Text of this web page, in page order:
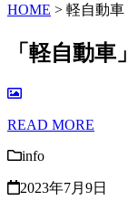
HOME > 軽自動車
「軽自動車
READ MORE
info
2023年7月9日